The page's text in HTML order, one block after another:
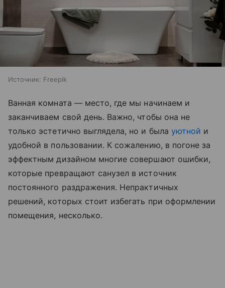
Источник: Freepik
Ванная комната — место, где мы начинаем и
заканчиваем свой день. Важно, чтобы она не
только эстетично выглядела, но и была уютной и
удобной в пользовании. К сожалению, в погоне за
эффектным дизайном многие совершают ошибки,
которые превращают санузел в источник
постоянного раздражения. Непрактичных
решений, которых стоит избегать при оформлении
помещения, несколько.